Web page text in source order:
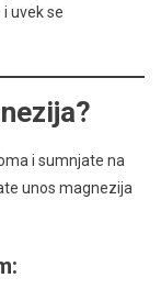
uvek se
i sumnjate na
unos magnezija